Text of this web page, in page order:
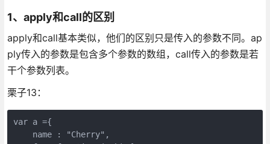
1、apply和call的区别
apply和call基本类似，他们的区别只是传入的参数不同。ap
ply传入的参数是包含多个参数的数组，call传入的参数是若
干个参数列表。
栗子13：
var a ={
    name : "Cherry",